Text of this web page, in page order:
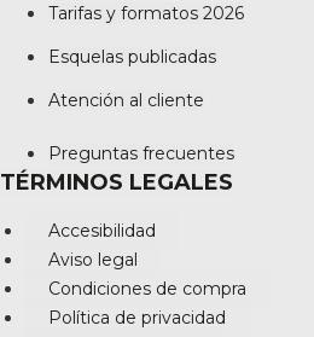
Tarifas y formatos 2026
Esquelas publicadas
Atención al cliente
Preguntas frecuentes
TÉRMINOS LEGALES
Accesibilidad
Aviso legal
Condiciones de compra
Política de privacidad